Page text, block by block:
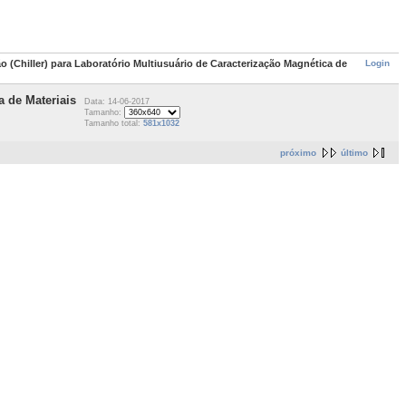
Login
(Chiller) para Laboratório Multiusuário de Caracterização Magnética de
de Materiais
Data: 14-06-2017
Tamanho:
Tamanho total: 581x1032
próximo último